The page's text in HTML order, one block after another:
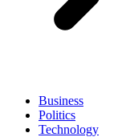
Business
Politics
Technology